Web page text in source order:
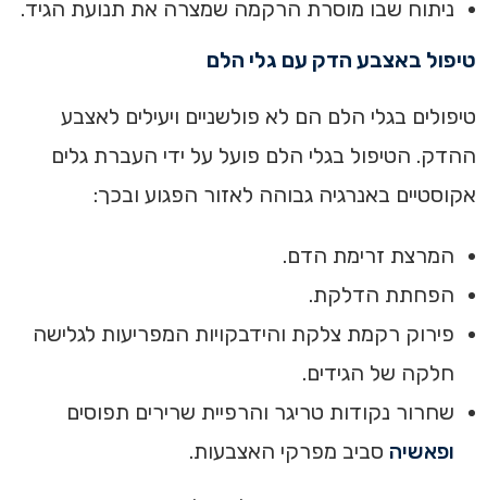
ניתוח שבו מוסרת הרקמה שמצרה את תנועת הגיד.
טיפול באצבע הדק עם גלי הלם
טיפולים בגלי הלם הם לא פולשניים ויעילים לאצבע
ההדק. הטיפול בגלי הלם פועל על ידי העברת גלים
אקוסטיים באנרגיה גבוהה לאזור הפגוע ובכך:
המרצת זרימת הדם.
הפחתת הדלקת.
פירוק רקמת צלקת והידבקויות המפריעות לגלישה
חלקה של הגידים.
שחרור נקודות טריגר והרפיית שרירים תפוסים
ופאשיה סביב מפרקי האצבעות.